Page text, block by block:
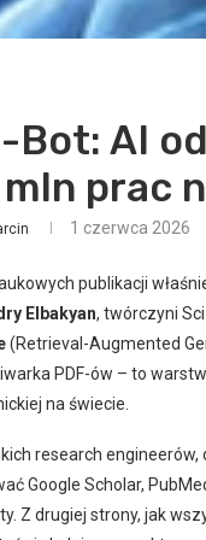
Bot: AI
prac
1 czerwca 2026
publikacji
Elbakyan, twórczyni
(Retrieval-Augmented
PDF-ów – to
na świecie.
research
Google Scholar,
Z drugiej strony, jak